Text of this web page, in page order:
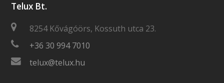
Telux Bt.
8254 Kővágóörs, Kossuth utca 23.
+36 30 994 7010
telux@telux.hu